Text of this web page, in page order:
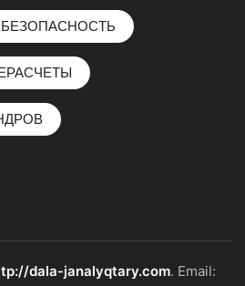
dala-janalyqtary.com. Email: